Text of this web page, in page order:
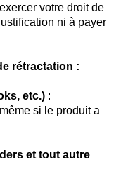
votre droit de
ni à payer
rétractation :
etc.) :
si le produit a
et tout autre